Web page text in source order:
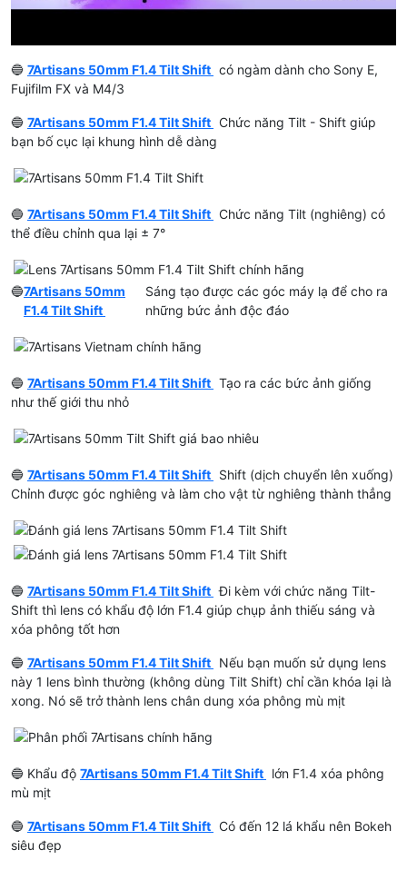
🔵 7Artisans 50mm F1.4 Tilt Shift có ngàm dành cho Sony E,
Fujifilm FX và M4/3
🔵 7Artisans 50mm F1.4 Tilt Shift Chức năng Tilt - Shift giúp
bạn bố cục lại khung hình dễ dàng
🔵 7Artisans 50mm F1.4 Tilt Shift Chức năng Tilt (nghiêng) có
thể điều chỉnh qua lại ± 7°
🔵7Artisans 50mm
F1.4 Tilt Shift
Sáng tạo được các góc máy lạ để cho ra
những bức ảnh độc đáo
🔵 7Artisans 50mm F1.4 Tilt Shift Tạo ra các bức ảnh giống
như thế giới thu nhỏ
🔵 7Artisans 50mm F1.4 Tilt Shift Shift (dịch chuyển lên xuống)
Chỉnh được góc nghiêng và làm cho vật từ nghiêng thành thẳng
🔵 7Artisans 50mm F1.4 Tilt Shift Đi kèm với chức năng Tilt-
Shift thì lens có khẩu độ lớn F1.4 giúp chụp ảnh thiếu sáng và
xóa phông tốt hơn
🔵 7Artisans 50mm F1.4 Tilt Shift Nếu bạn muốn sử dụng lens
này 1 lens bình thường (không dùng Tilt Shift) chỉ cần khóa lại là
xong. Nó sẽ trở thành lens chân dung xóa phông mù mịt
🔵 Khẩu độ 7Artisans 50mm F1.4 Tilt Shift lớn F1.4 xóa phông
mù mịt
🔵 7Artisans 50mm F1.4 Tilt Shift Có đến 12 lá khẩu nên Bokeh
siêu đẹp